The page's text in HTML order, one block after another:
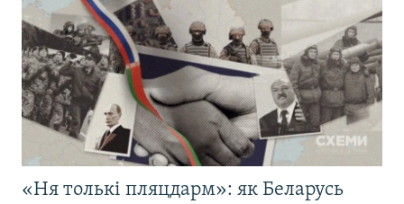
«Ня толькі пляцдарм»: як Беларусь